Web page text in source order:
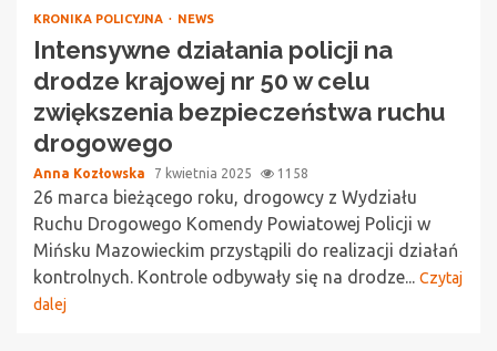
KRONIKA POLICYJNA NEWS
Intensywne działania policji na
drodze krajowej nr 50 w celu
zwiększenia bezpieczeństwa ruchu
drogowego
Anna Kozłowska 7 kwietnia 2025 1158
26 marca bieżącego roku, drogowcy z Wydziału
Ruchu Drogowego Komendy Powiatowej Policji w
Mińsku Mazowieckim przystąpili do realizacji działań
kontrolnych. Kontrole odbywały się na drodze... Czytaj
dalej